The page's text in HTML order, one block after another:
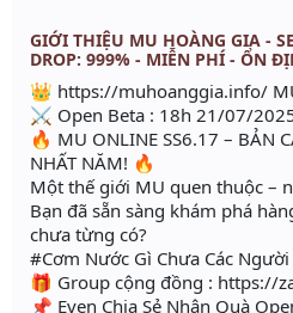
GIỚI THIỆU MU HOÀNG GIA -
DROP: 999% - MIỄN PHÍ - ỔN
👑 https://muhoanggia.info/
⚔ Open Beta : 18h 21/07/
🔥 MU ONLINE SS6.17 – BẢN
NHẤT NĂM! 🔥
Một thế giới MU quen thuộc –
Bạn đã sẵn sàng khám phá
chưa từng có?
#Cơm Nước Gì Chưa Các
🎁 Group cộng đồng : https://
📌 Even Chia Sẻ Nhận Quà